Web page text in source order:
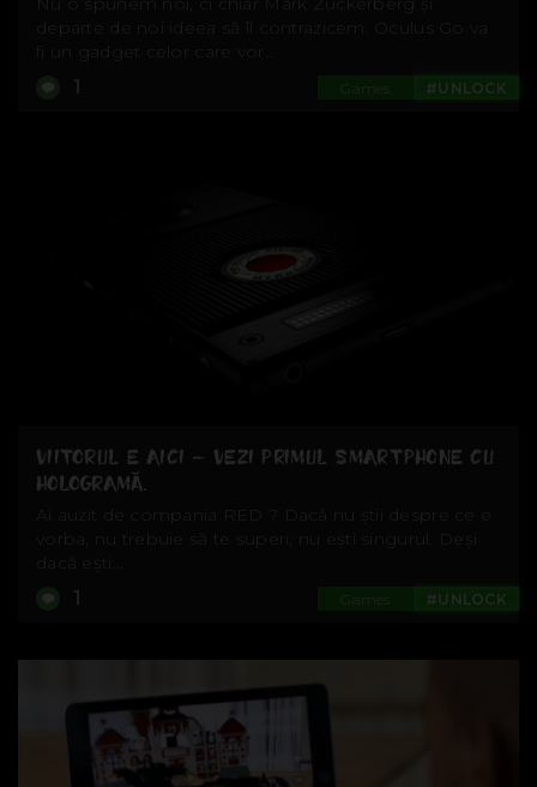
departe de noi ideea să îl contrazicem. Oculus Go va
fi un gadget celor care vor...
#UNLOCK
Games
1
VIITORUL E AICI – VEZI PRIMUL SMARTPHONE CU
HOLOGRAMĂ.
Ai auzit de compania RED ? Dacă nu știi despre ce e
vorba, nu trebuie să te superi, nu ești singurul. Deși
dacă ești...
#UNLOCK
Games
1